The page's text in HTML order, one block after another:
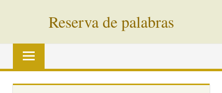
Reserva de palabras
Palabras
vías